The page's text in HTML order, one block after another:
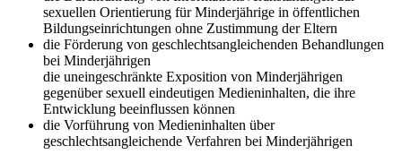
sexuellen Orientierung für Minderjährige in öffentlichen
Bildungseinrichtungen ohne Zustimmung der Eltern
die Förderung von geschlechtsangleichenden Behandlungen
bei Minderjährigen
die uneingeschränkte Exposition von Minderjährigen
gegenüber sexuell eindeutigen Medieninhalten, die ihre
Entwicklung beeinflussen können
die Vorführung von Medieninhalten über
geschlechtsangleichende Verfahren bei Minderjährigen